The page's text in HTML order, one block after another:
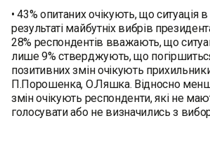
• 43% опитаних очікують, що ситуація в
результаті майбутніх вибрів
28% респондентів вважають, що
лише 9% стверджують, що
позитивних змін очікують
П.Порошенка, О.Ляшка. Відносно
змін очікують респонденти, які не
голосувати або не визначились з